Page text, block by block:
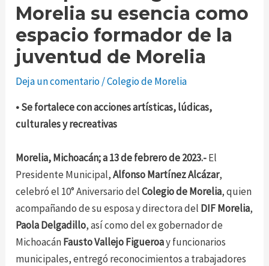
Morelia su esencia como
espacio formador de la
juventud de Morelia
Deja un comentario/Colegio de Morelia
• Se fortalece con acciones artísticas, lúdicas,
culturales y recreativas
Morelia, Michoacán; a 13 de febrero de 2023.-El
Presidente Municipal,Alfonso Martínez Alcázar,
celebró el 10° Aniversario delColegio de Morelia, quien
acompañando de su esposa y directora del DIF Morelia,
Paola Delgadillo, así como del ex gobernador de
MichoacánFausto Vallejo Figueroay funcionarios
municipales, entregó reconocimientos a trabajadores